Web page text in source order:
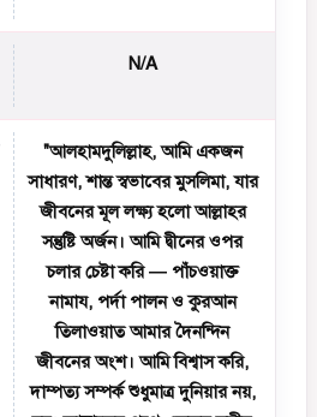
N/A
"আলহামদুলিল্লাহ, আমি একজন
সাধারণ, শান্ত স্বভাবের মুসলিমা, যার
জীবনের মূল লক্ষ্য হলো আল্লাহর
সন্তুষ্টি অর্জন। আমি দ্বীনের ওপর
চলার চেষ্টা করি — পাঁচওয়াক্ত
নামায, পর্দা পালন ও কুরআন
তিলাওয়াত আমার দৈনন্দিন
জীবনের অংশ। আমি বিশ্বাস করি,
দাম্পত্য সম্পর্ক শুধুমাত্র দুনিয়ার নয়,